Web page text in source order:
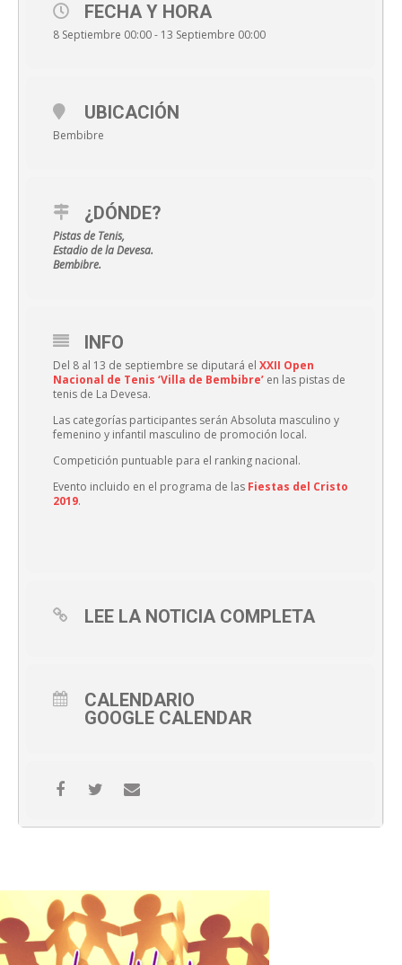
FECHA Y HORA
8 Septiembre 00:00 - 13 Septiembre 00:00
UBICACIÓN
Bembibre
¿DÓNDE?
Pistas de Tenis,
Estadio de la Devesa.
Bembibre.
INFO
Del 8 al 13 de septiembre se diputará el XXII Open
Nacional de Tenis ‘Villa de Bembibre’ en las pistas de
tenis de La Devesa.
Las categorías participantes serán Absoluta masculino y
femenino y infantil masculino de promoción local.
Competición puntuable para el ranking nacional.
Evento incluido en el programa de las Fiestas del Cristo
2019.
LEE LA NOTICIA COMPLETA
CALENDARIO
GOOGLE CALENDAR